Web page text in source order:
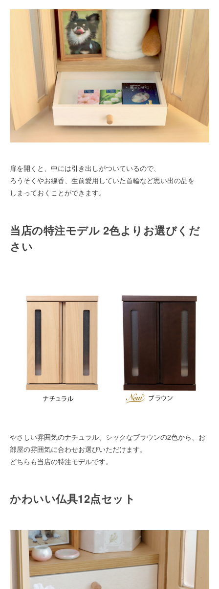
扉を開くと、中には引き出しがついているので、
ろうそくやお線香、生前愛用していた首輪など思い出の品を
しまっておくことができます。
当店の特注モデル 2色よりお選びくだ
さい
やさしい雰囲気のナチュラル、シックなブラウンの2色から、お
部屋の雰囲気に合わせお選びいただけます。
どちらも当店の特注モデルです。
かわいい仏具12点セット